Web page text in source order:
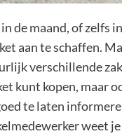
de maand, of zelfs
aan te schaffen.
verschillende
kunt kopen, maar
te laten
weet